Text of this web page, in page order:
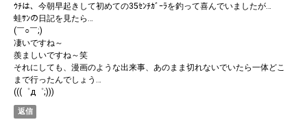
ｳﾁは、今朝早起きして初めての35ｾﾝﾁｶﾞｰﾗを釣って喜んでいましたが…
蛙ｻﾝの日記を見たら…
(￣○￣;)
凄いですね～
羨ましいですね～笑
それにしても、漫画のような出来事、あのまま切れないでいたら一体どこ
まで行ったんでしょう…
(((゜д゜;)))
返信